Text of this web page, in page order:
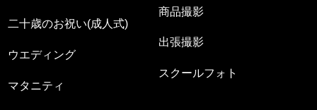
二十歳のお祝い(成人式)
ウエディング
マタニティ
商品撮影
出張撮影
スクールフォト